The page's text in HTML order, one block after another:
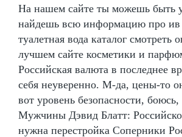
На нашем сайте ты можешь быть
найдешь всю информацию про
туалетная вода каталог смотреть
лучшем сайте косметики и
Российская валюта в последнее
себя неуверенно. М-да, цены-то
вот уровень безопасности,
Мужчины Дэвид Блатт:
нужна перестройка Соперники